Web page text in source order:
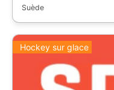
Suède
Hockey sur glace